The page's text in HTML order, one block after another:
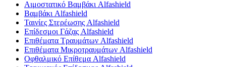
Αιμοστατικό Βαμβάκι Alfashield
Βαμβάκι Alfashield
Ταινίες Στερέωσης Alfashield
Επίδεσμοι Γάζας Alfashield
Επιθέματα Τραυμάτων Alfashield
Επιθέματα Μικροτραυμάτων Alfashield
Οφθαλμικό Eπίθεμα Alfashield